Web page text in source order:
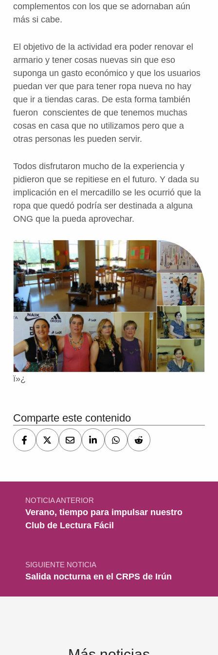
complementos con los que se adornaban aún
más si cabe.
El objetivo de la actividad era poder renovar el
armario y tener cosas nuevas sin que eso
suponga un gasto económico y que los usuarios
puedan ver que para tener ropa nueva no hay
que ir a tiendas caras. De esta forma también
fueron conscientes de que tenemos muchas
cosas en casa que no utilizamos pero que a
otras personas les pueden servir.
Todos disfrutaron mucho de la experiencia y
pidieron que se repitiese en el futuro. Y dada su
implicación en el mercadillo se les ocurrió que la
ropa que quedó podría ser destinada a alguna
ONG que la pueda aprovechar.
ï»¿
Comparte este contenido
Navegación de entradas
NOTICIA ANTERIOR
Verano, tiempo para impulsar nuestro
Club de Lectura Fácil
SIGUIENTE NOTICIA
Salida nocturna en el CRPS de Irún